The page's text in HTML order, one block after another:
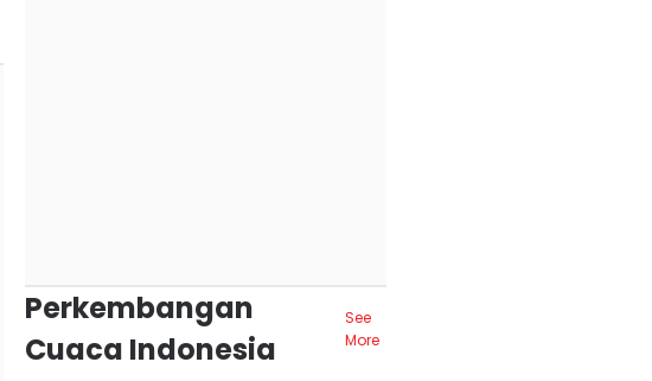
Perkembangan
Cuaca Indonesia
See
More